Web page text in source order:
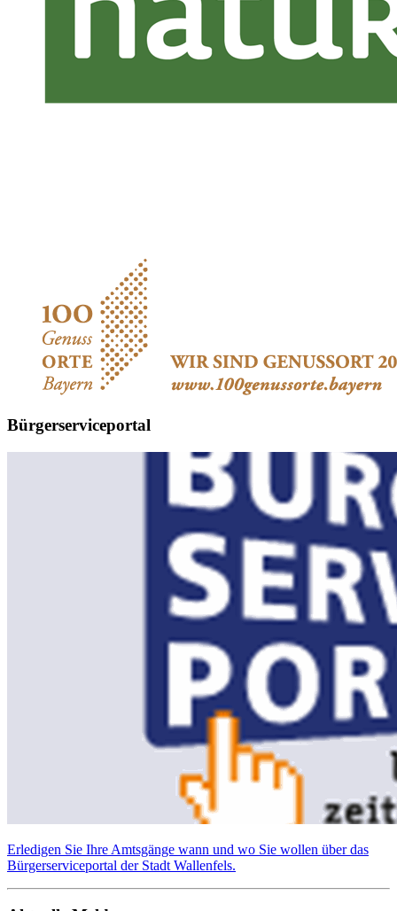
Bürgerserviceportal
Erledigen Sie Ihre Amtsgänge wann und wo Sie wollen über das
Bürgerserviceportal der Stadt Wallenfels.